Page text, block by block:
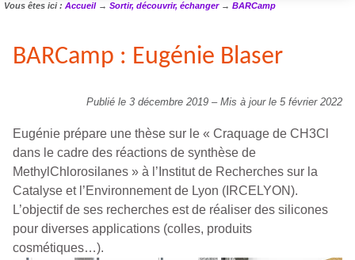
Vous êtes ici : Accueil→ Sortir, découvrir, échanger→ BARCamp
BARCamp : Eugénie Blaser
Publié le 3 décembre 2019 – Mis à jour le 5 février 2022
Eugénie prépare une thèse sur le « Craquage de CH3Cl
dans le cadre des réactions de synthèse de
MethylChlorosilanes » à l’Institut de Recherches sur la
Catalyse et l’Environnement de Lyon (IRCELYON).
L’objectif de ses recherches est de réaliser des silicones
pour diverses applications (colles, produits
cosmétiques…).